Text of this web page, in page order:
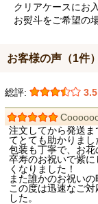
クリアケースにお
お熨斗をご希望の
お客様の声（1件）
総評: 3.5
注文してから発送
てとても助かりまし
包装も丁寧で、お花
卒寿のお祝いで紫
くなりました！
また誰かのお祝い
この度は迅速なご
した。